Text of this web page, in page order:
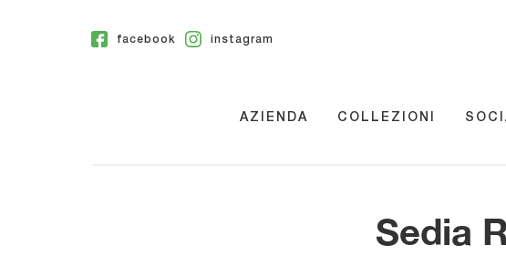
facebook instagram
AZIENDA COLLEZIONI
Sedia